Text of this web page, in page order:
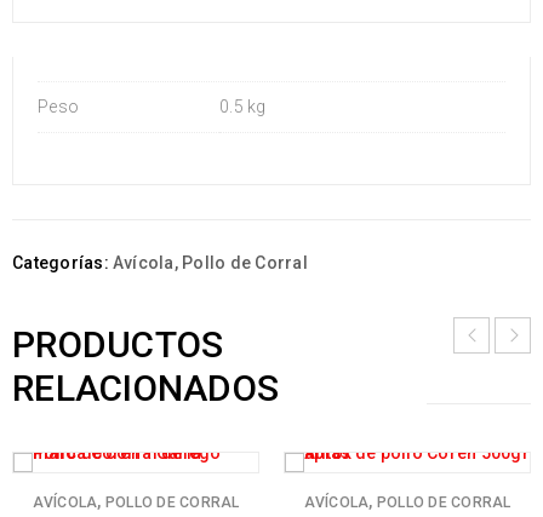
Peso 0.5 kg
Categorías: Avícola, Pollo de Corral
PRODUCTOS
RELACIONADOS
AVÍCOLA, POLLO DE CORRAL AVÍCOLA, POLLO DE CORRAL